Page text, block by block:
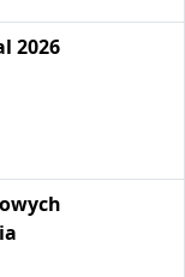
2026